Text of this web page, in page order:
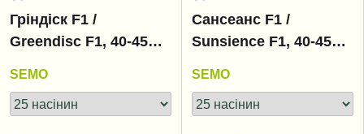
Гріндіск F1 /
Greendisc F1, 40-45
SEMO
Сансеанс F1 /
Sunsience F1, 40-45
SEMO